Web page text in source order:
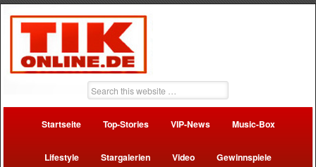
Startseite Top-Stories VIP-News Music-Box
Lifestyle Stargalerien Video Gewinnspiele